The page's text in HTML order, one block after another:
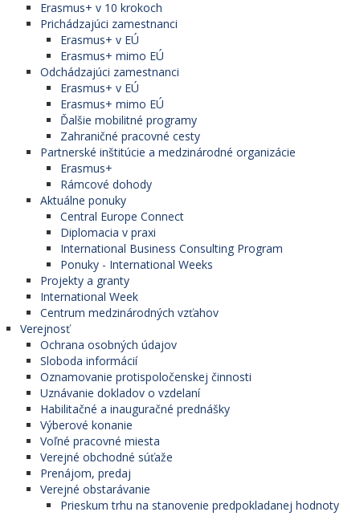
Erasmus+ v 10 krokoch
Prichádzajúci zamestnanci
Erasmus+ v EÚ
Erasmus+ mimo EÚ
Odchádzajúci zamestnanci
Erasmus+ v EÚ
Erasmus+ mimo EÚ
Ďalšie mobilitné programy
Zahraničné pracovné cesty
Partnerské inštitúcie a medzinárodné organizácie
Erasmus+
Rámcové dohody
Aktuálne ponuky
Central Europe Connect
Diplomacia v praxi
International Business Consulting Program
Ponuky - International Weeks
Projekty a granty
International Week
Centrum medzinárodných vzťahov
Verejnosť
Ochrana osobných údajov
Sloboda informácií
Oznamovanie protispoločenskej činnosti
Uznávanie dokladov o vzdelaní
Habilitačné a inauguračné prednášky
Výberové konanie
Voľné pracovné miesta
Verejné obchodné súťaže
Prenájom, predaj
Verejné obstarávanie
Prieskum trhu na stanovenie predpokladanej hodnoty